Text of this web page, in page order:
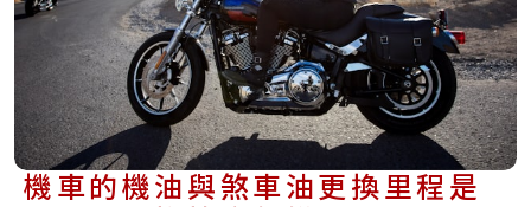
機車的機油與煞車油更換里程是